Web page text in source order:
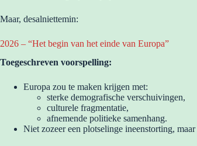
Maar, desalniettemin:
2026 – “Het begin van het einde van Europa”
Toegeschreven voorspelling:
Europa zou te maken krijgen met:
sterke demografische verschuivingen,
culturele fragmentatie,
afnemende politieke samenhang.
Niet zozeer een plotselinge ineenstorting, maar